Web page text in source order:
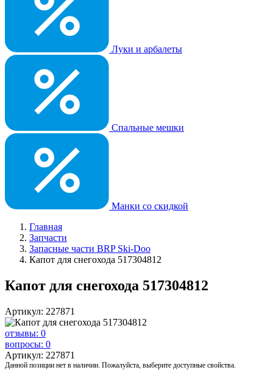
Луки и арбалеты
Спальные мешки
Манки со скидкой
Главная
Запчасти
Запасные части BRP Ski-Doo
Капот для снегохода 517304812
Капот для снегохода 517304812
Артикул: 227871
отзывы: 0
вопросы: 0
Артикул: 227871
Данной позиции нет в наличии. Пожалуйста, выберите доступные свойства.